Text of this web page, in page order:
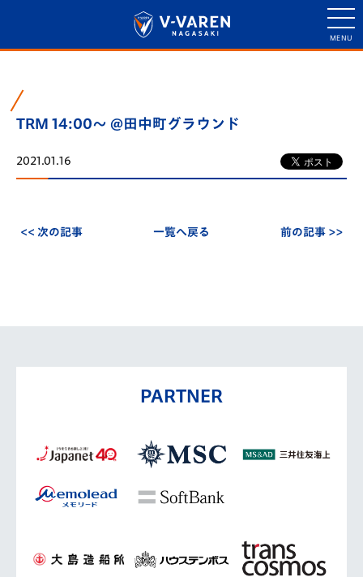
TRM 14:00～ @田中町グラウンド
2021.01.16
<< 次の記事 一覧へ戻る 前の記事 >>
PARTNER